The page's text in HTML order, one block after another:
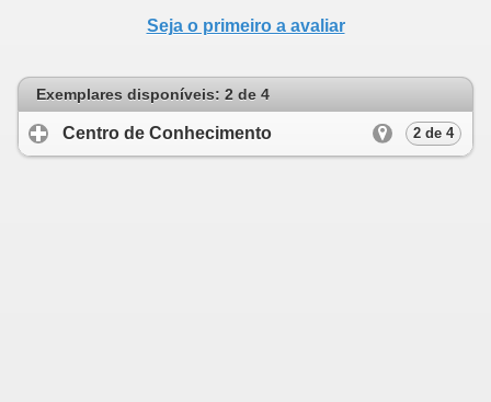
Seja o primeiro a avaliar
Exemplares disponíveis: 2 de 4
Centro de Conhecimento 2 de 4
click to expand